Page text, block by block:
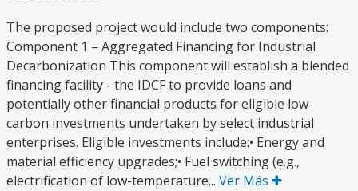
The proposed project would include two components:
Component 1 – Aggregated Financing for Industrial
Decarbonization This component will establish a blended
financing facility - the IDCF to provide loans and
potentially other financial products for eligible low-
carbon investments undertaken by select industrial
enterprises. Eligible investments include:• Energy and
material efficiency upgrades;• Fuel switching (e.g.,
electrification of low-temperature... Ver Más